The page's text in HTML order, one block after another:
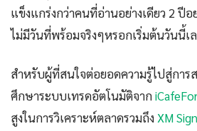
แข็งแกร่งกว่าคนที่อ่านอย่างเดียว 2 ปีอ
ไม่มีวันที่พร้อมจริงๆหรอกเริ่มต้นวันนี้เ
สำหรับผู้ที่สนใจต่อยอดความรู้ไปสู่การ
ศึกษาระบบเทรดอัตโนมัติจาก
สูงในการวิเคราะห์ตลาดรวมถึง XM